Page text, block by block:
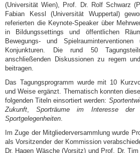
(Universität Wien), Prof. Dr. Rolf Schwarz
Fabian Kessl (Universität Wuppertal)
referierten die Keynote-Speaker über
in Bildungssettings und öffentlichen
Bewegungs- und
Konjunkturen. Die rund 50
anschließenden Diskussionen zu regem
beitragen.
Das Tagungsprogramm wurde mit 10
und Weise ergänzt. Thematisch konnten
folgenden Titeln einsortiert werden:
Zukunft ,Sporträume im Interesse der
Sportgelegenheiten
Im Zuge der Mitgliederversammlung wurde
als Vorsitzender der Kommission
Dr. Hagen Wäsche (Vorsitz) und Prof. Dr.